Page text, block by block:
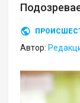
Автор: